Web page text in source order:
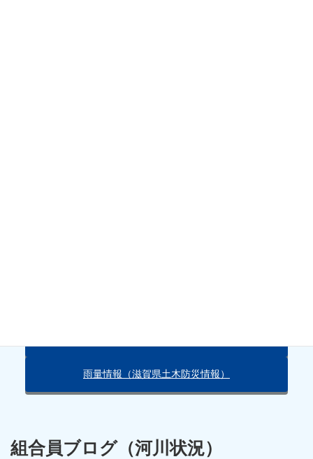
雨量情報（滋賀県土木防災情報）
組合員ブログ（河川状況）